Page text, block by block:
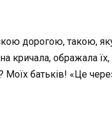
дорогою, такою,
кричала, ображала
батьків! «Це